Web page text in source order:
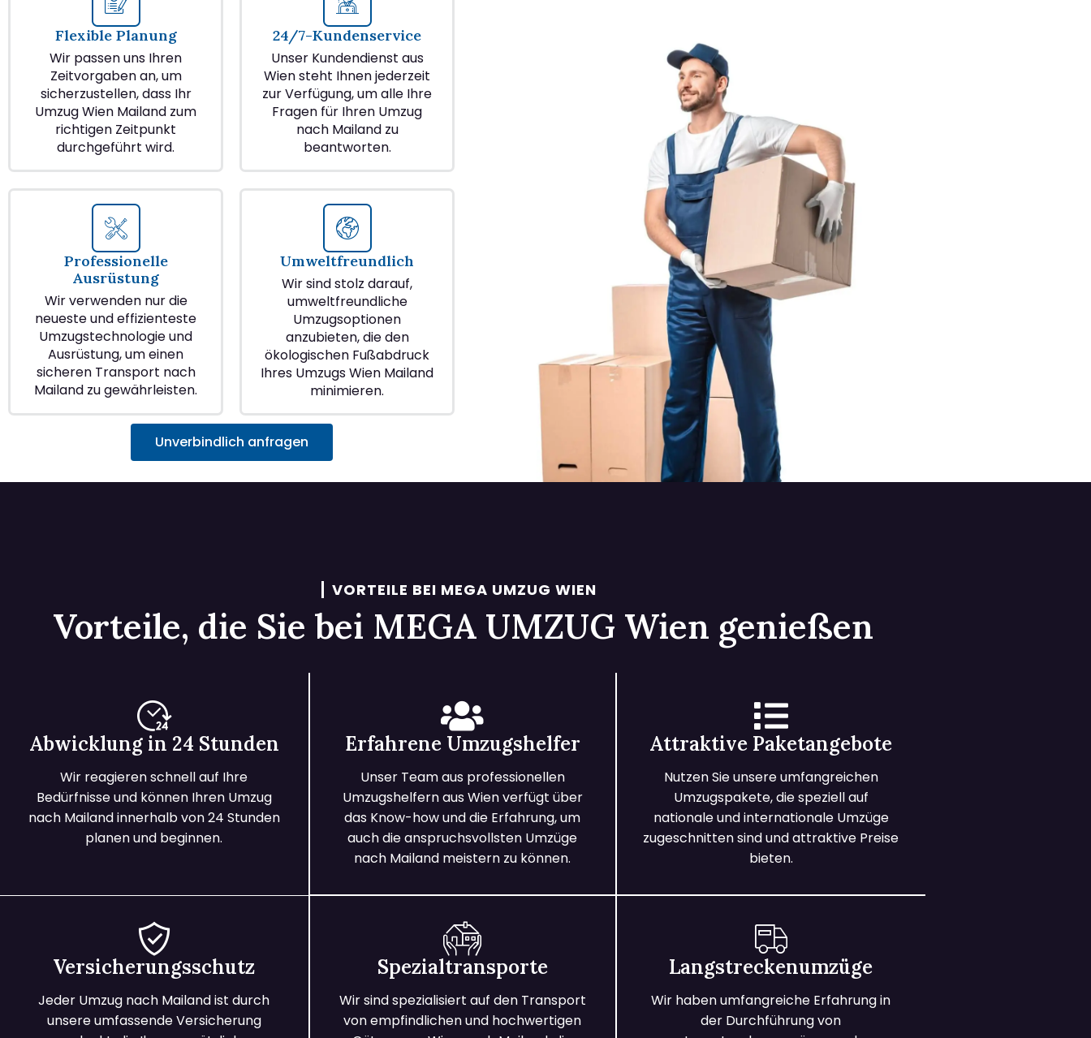
Flexible Planung
Wir passen uns Ihren
Zeitvorgaben an, um
sicherzustellen, dass Ihr
Umzug Wien Mailand zum
richtigen Zeitpunkt
durchgeführt wird.
24/7-Kundenservice
Unser Kundendienst aus
Wien steht Ihnen jederzeit
zur Verfügung, um alle Ihre
Fragen für Ihren Umzug
nach Mailand zu
beantworten.
Professionelle
Ausrüstung
Wir verwenden nur die
neueste und effizienteste
Umzugstechnologie und
Ausrüstung, um einen
sicheren Transport nach
Mailand zu gewährleisten.
Umweltfreundlich
Wir sind stolz darauf,
umweltfreundliche
Umzugsoptionen
anzubieten, die den
ökologischen Fußabdruck
Ihres Umzugs Wien Mailand
minimieren.
Unverbindlich anfragen
VORTEILE BEI MEGA UMZUG WIEN
Vorteile, die Sie bei MEGA UMZUG Wien genießen
Abwicklung in 24 Stunden
Wir reagieren schnell auf Ihre
Bedürfnisse und können Ihren Umzug
nach Mailand innerhalb von 24 Stunden
planen und beginnen.
Erfahrene Umzugshelfer
Unser Team aus professionellen
Umzugshelfern aus Wien verfügt über
das Know-how und die Erfahrung, um
auch die anspruchsvollsten Umzüge
nach Mailand meistern zu können.
Attraktive Paketangebote
Nutzen Sie unsere umfangreichen
Umzugspakete, die speziell auf
nationale und internationale Umzüge
zugeschnitten sind und attraktive Preise
bieten.
Versicherungsschutz
Jeder Umzug nach Mailand ist durch
unsere umfassende Versicherung
Spezialtransporte
Wir sind spezialisiert auf den Transport
von empfindlichen und hochwertigen
Langstreckenumzüge
Wir haben umfangreiche Erfahrung in
der Durchführung von